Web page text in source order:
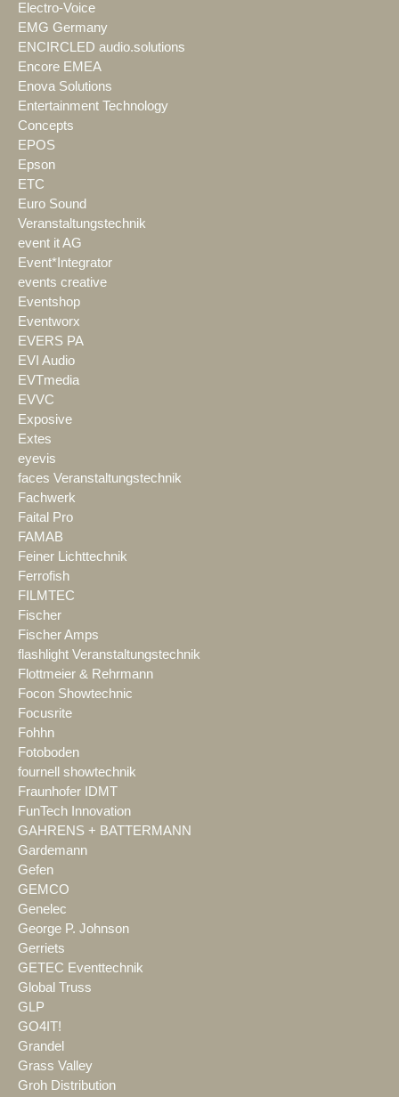
Electro-Voice
EMG Germany
ENCIRCLED audio.solutions
Encore EMEA
Enova Solutions
Entertainment Technology
Concepts
EPOS
Epson
ETC
Euro Sound
Veranstaltungstechnik
event it AG
Event*Integrator
events creative
Eventshop
Eventworx
EVERS PA
EVI Audio
EVTmedia
EVVC
Exposive
Extes
eyevis
faces Veranstaltungstechnik
Fachwerk
Faital Pro
FAMAB
Feiner Lichttechnik
Ferrofish
FILMTEC
Fischer
Fischer Amps
flashlight Veranstaltungstechnik
Flottmeier & Rehrmann
Focon Showtechnic
Focusrite
Fohhn
Fotoboden
fournell showtechnik
Fraunhofer IDMT
FunTech Innovation
GAHRENS + BATTERMANN
Gardemann
Gefen
GEMCO
Genelec
George P. Johnson
Gerriets
GETEC Eventtechnik
Global Truss
GLP
GO4IT!
Grandel
Grass Valley
Groh Distribution